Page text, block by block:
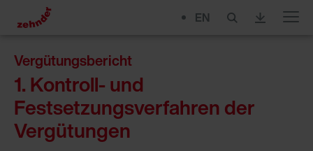
EN Menu
Vergütungsbericht
1. Kontroll- und
Festsetzungsverfahren der
Vergütungen